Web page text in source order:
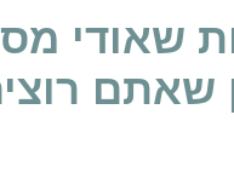
שאודי
שאתם